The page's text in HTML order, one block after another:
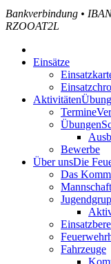
Bankverbindung •
RZOOAT2L
Einsätze
Aktivitäten
Termine
Übungen
Bewerbe
Über unsDie
Das
Mannschaft
Fahrzeuge